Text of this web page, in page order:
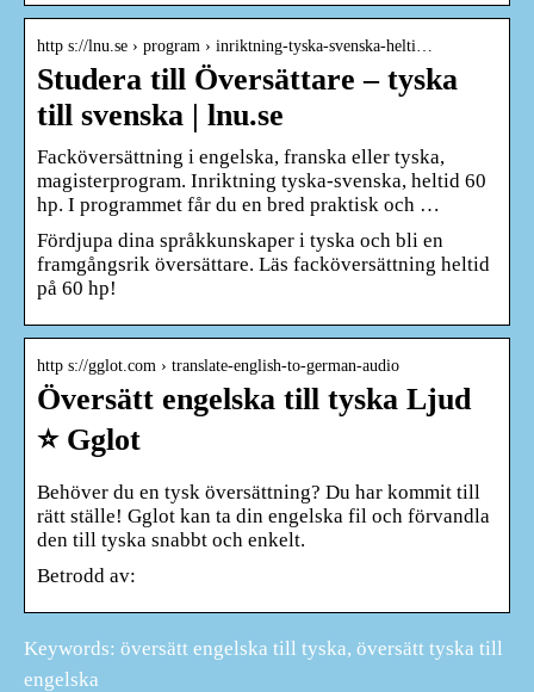
http s://lnu.se › program › inriktning-tyska-svenska-helti…
Studera till Översättare – tyska
till svenska | lnu.se
Facköversättning i engelska, franska eller tyska,
magisterprogram. Inriktning tyska-svenska, heltid 60
hp. I programmet får du en bred praktisk och …
Fördjupa dina språkkunskaper i tyska och bli en
framgångsrik översättare. Läs facköversättning heltid
på 60 hp!
http s://gglot.com › translate-english-to-german-audio
Översätt engelska till tyska Ljud
⭐️ Gglot
Behöver du en tysk översättning? Du har kommit till
rätt ställe! Gglot kan ta din engelska fil och förvandla
den till tyska snabbt och enkelt.
Betrodd av:
Keywords: översätt engelska till tyska, översätt tyska till
engelska